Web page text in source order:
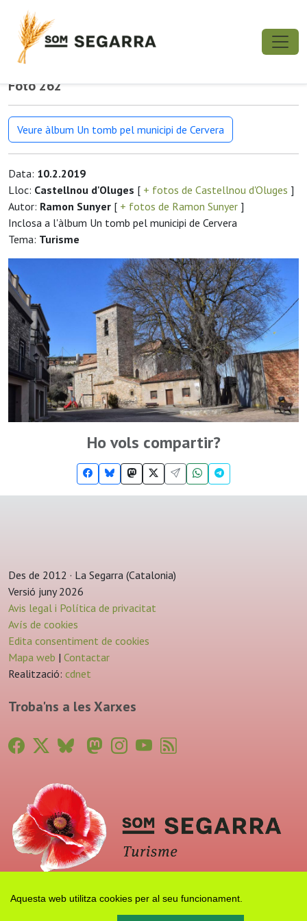
Aquesta web utilitza cookies per al seu funcionament.
Foto 262
Veure àlbum Un tomb pel municipi de Cervera
Data: 10.2.2019
Lloc: Castellnou d'Oluges [ + fotos de Castellnou d'Oluges ]
Autor: Ramon Sunyer [ + fotos de Ramon Sunyer ]
Inclosa a l'àlbum Un tomb pel municipi de Cervera
Tema: Turisme
Ho vols compartir?
Des de 2012 · La Segarra (Catalonia)
Versió juny 2026
Avis legal i Política de privacitat
Avís de cookies
Edita consentiment de cookies
Mapa web | Contactar
Realització: cdnet
Troba'ns a les Xarxes